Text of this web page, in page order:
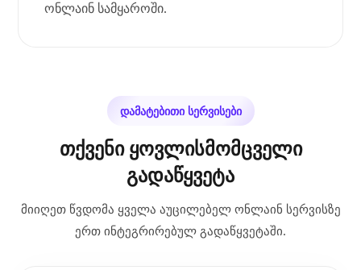
ონლაინ სამყაროში.
დამატებითი სერვისები
თქვენი ყოვლისმომცველი
გადაწყვეტა
მიიღეთ წვდომა ყველა აუცილებელ ონლაინ სერვისზე
ერთ ინტეგრირებულ გადაწყვეტაში.